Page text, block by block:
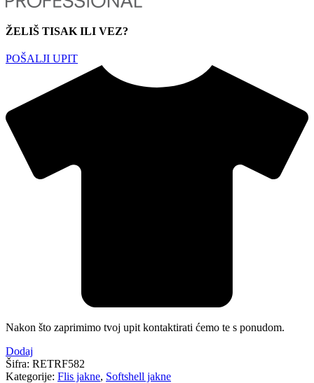
ŽELIŠ TISAK ILI VEZ?
POŠALJI UPIT
Nakon što zaprimimo tvoj upit kontaktirati ćemo te s ponudom.
Dodaj
Šifra: RETRF582
Kategorije: Flis jakne, Softshell jakne